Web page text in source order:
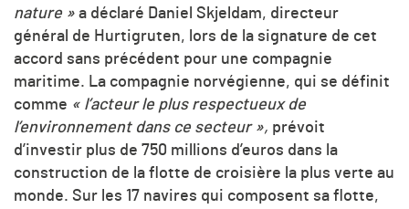
nature » a déclaré Daniel Skjeldam, directeur
général de Hurtigruten, lors de la signature de cet
accord sans précédent pour une compagnie
maritime. La compagnie norvégienne, qui se définit
comme « l’acteur le plus respectueux de
l’environnement dans ce secteur », prévoit
d’investir plus de 750 millions d’euros dans la
construction de la flotte de croisière la plus verte au
monde. Sur les 17 navires qui composent sa flotte,